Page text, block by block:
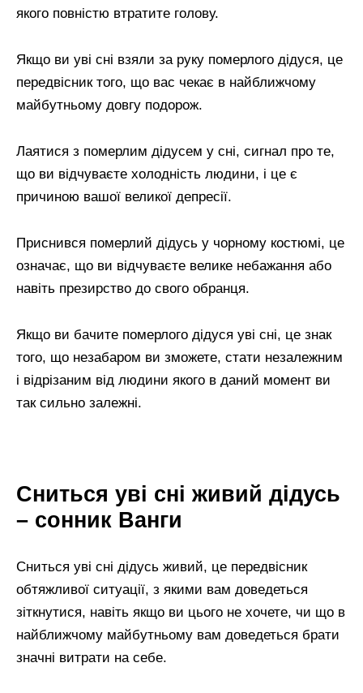
якого повністю втратите голову.
Якщо ви уві сні взяли за руку померлого дідуся, це
передвісник того, що вас чекає в найближчому
майбутньому довгу подорож.
Лаятися з померлим дідусем у сні, сигнал про те,
що ви відчуваєте холодність людини, і це є
причиною вашої великої депресії.
Приснився померлий дідусь у чорному костюмі, це
означає, що ви відчуваєте велике небажання або
навіть презирство до свого обранця.
Якщо ви бачите померлого дідуся уві сні, це знак
того, що незабаром ви зможете, стати незалежним
і відрізаним від людини якого в даний момент ви
так сильно залежні.
Сниться уві сні живий дідусь
– сонник Ванги
Сниться уві сні дідусь живий, це передвісник
обтяжливої ситуації, з якими вам доведеться
зіткнутися, навіть якщо ви цього не хочете, чи що в
найближчому майбутньому вам доведеться брати
значні витрати на себе.